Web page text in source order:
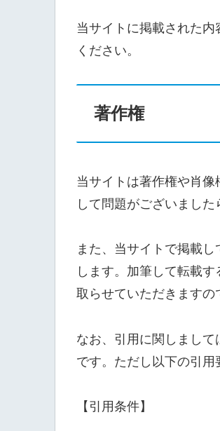
当サイトに掲載された
ください。
著作権
当サイトは著作権や肖
して問題がございまし
また、当サイトで掲載
します。加筆して転載
取らせていただきますの
なお、引用に関しまし
です。ただし以下の引用
【引用条件】